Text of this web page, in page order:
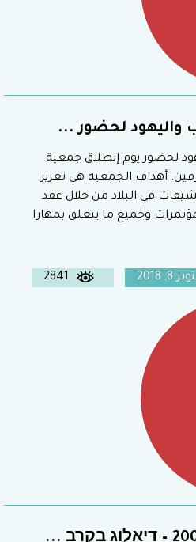
واليهود لحضور ...
لحضور يوم إنطلاق جمعية
أهداف الجمعية هي تعزيز
في البلاد من خلال عقد
وجميع ما يتعلق بمهارا
8, 2018
2841